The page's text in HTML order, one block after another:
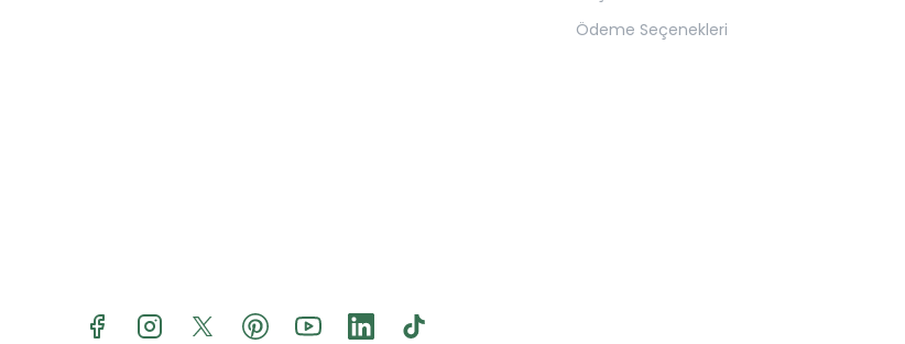
Ödeme Seçenekleri